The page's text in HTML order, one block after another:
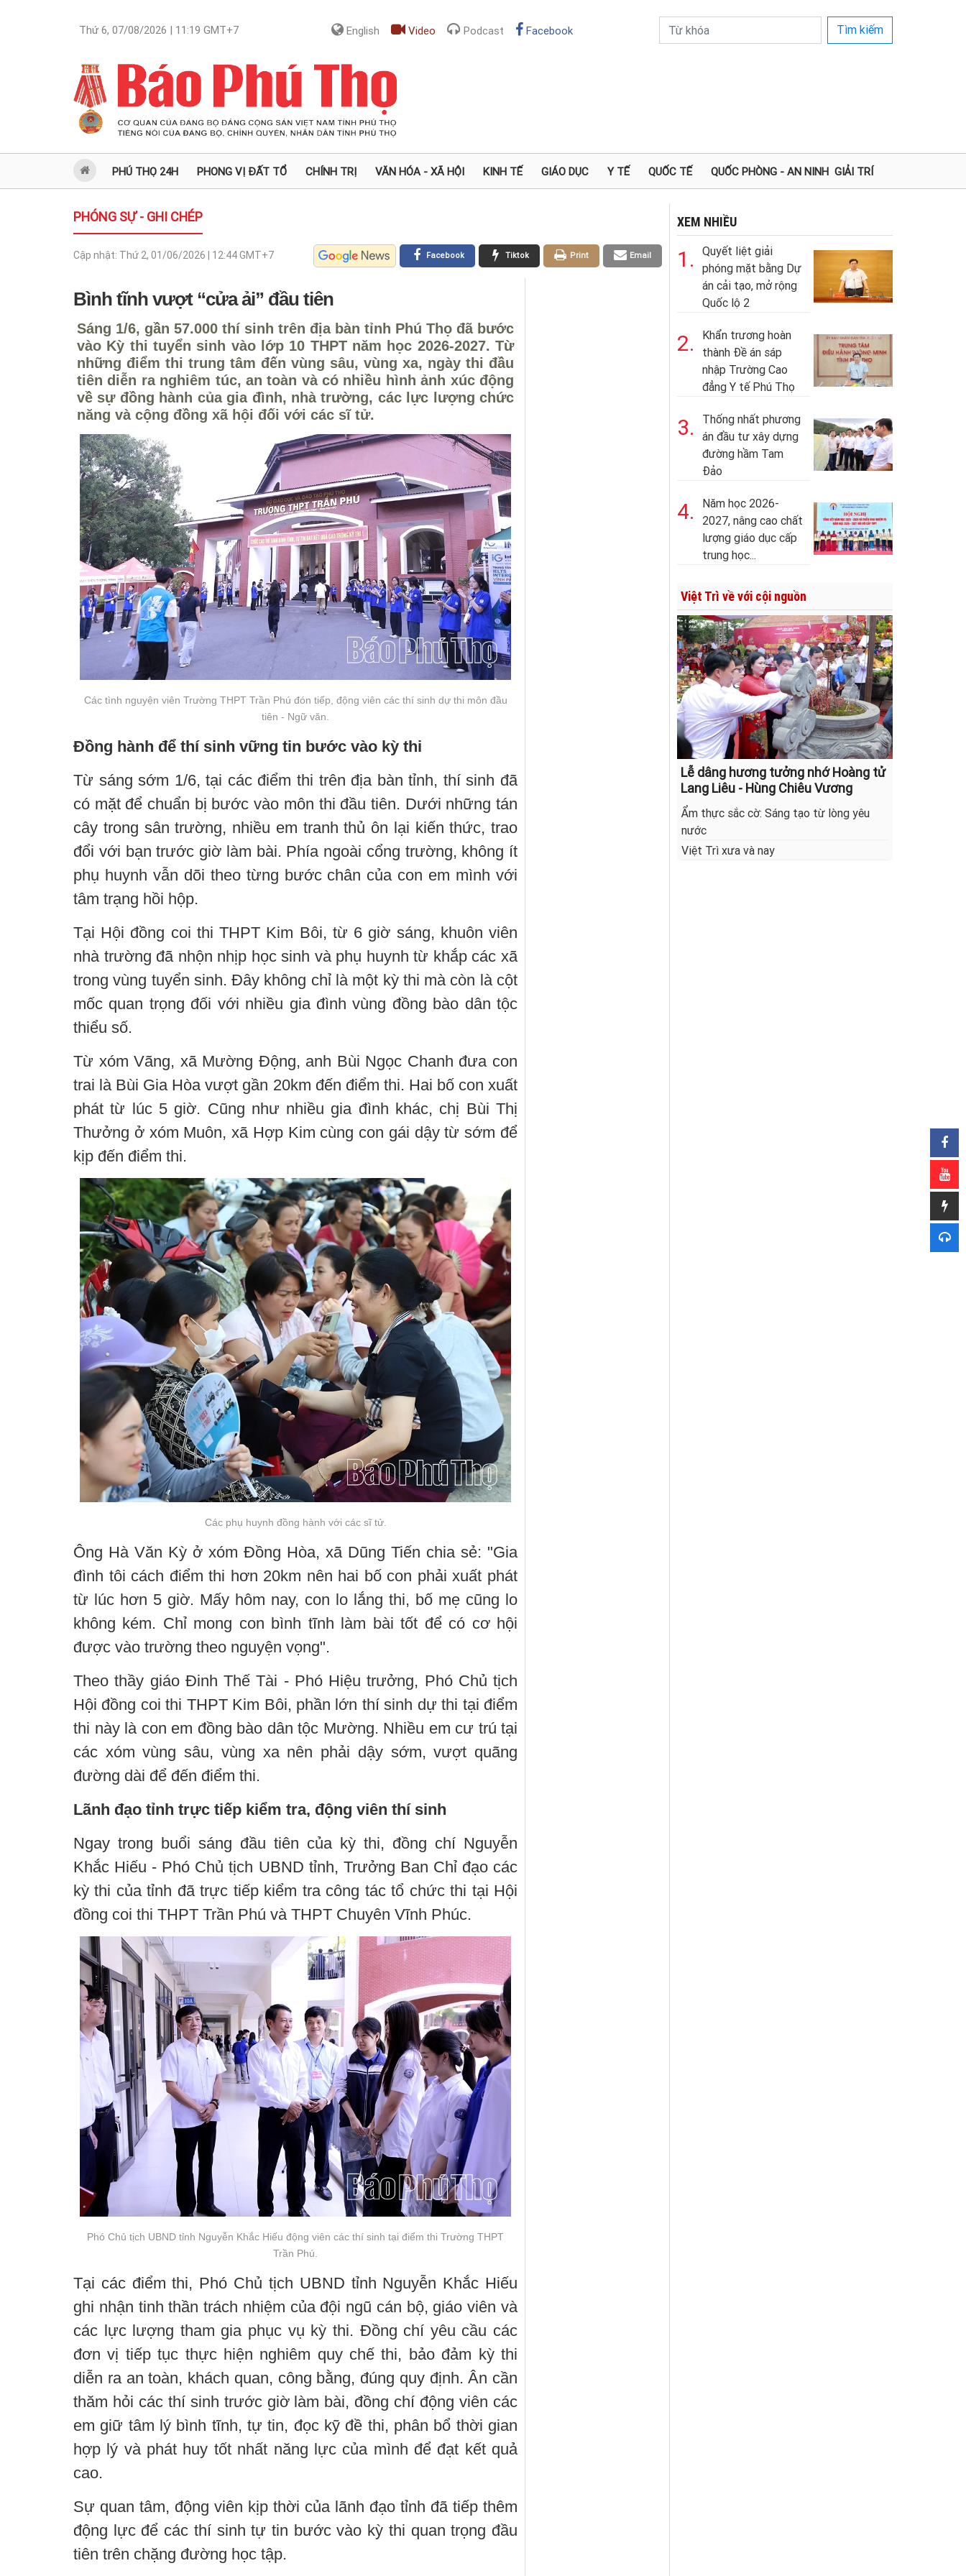
Thứ 6, 07/08/2026 | 11:19 GMT+7 English Video Podcast Facebook Tìm kiếm
PHÚ THỌ 24H PHONG VỊ ĐẤT TỔ CHÍNH TRỊ VĂN HÓA - XÃ HỘI KINH TẾ GIÁO DỤC Y TẾ QUỐC TẾ QUỐC PHÒNG - AN NINH GIẢI TRÍ
PHÓNG SỰ - GHI CHÉP
Cập nhật: Thứ 2, 01/06/2026 | 12:44GMT+7 Email
Print
Tiktok
Facebook
Bình tĩnh vượt “cửa ải” đầu tiên
Sáng 1/6, gần 57.000 thí sinh trên địa bàn tỉnh Phú Thọ đã bước
vào Kỳ thi tuyển sinh vào lớp 10 THPT năm học 2026-2027. Từ
những điểm thi trung tâm đến vùng sâu, vùng xa, ngày thi đầu
tiên diễn ra nghiêm túc, an toàn và có nhiều hình ảnh xúc động
về sự đồng hành của gia đình, nhà trường, các lực lượng chức
năng và cộng đồng xã hội đối với các sĩ tử.
Các tình nguyện viên Trường THPT Trần Phú đón tiếp, động viên các thí sinh dự thi môn đầu
tiên - Ngữ văn.
Đồng hành để thí sinh vững tin bước vào kỳ thi
Từ sáng sớm 1/6, tại các điểm thi trên địa bàn tỉnh, thí sinh đã
có mặt để chuẩn bị bước vào môn thi đầu tiên. Dưới những tán
cây trong sân trường, nhiều em tranh thủ ôn lại kiến thức, trao
đổi với bạn trước giờ làm bài. Phía ngoài cổng trường, không ít
phụ huynh vẫn dõi theo từng bước chân của con em mình với
tâm trạng hồi hộp.
Tại Hội đồng coi thi THPT Kim Bôi, từ 6 giờ sáng, khuôn viên
nhà trường đã nhộn nhịp học sinh và phụ huynh từ khắp các xã
trong vùng tuyển sinh. Đây không chỉ là một kỳ thi mà còn là cột
mốc quan trọng đối với nhiều gia đình vùng đồng bào dân tộc
thiểu số.
Từ xóm Vãng, xã Mường Động, anh Bùi Ngọc Chanh đưa con
trai là Bùi Gia Hòa vượt gần 20km đến điểm thi. Hai bố con xuất
phát từ lúc 5 giờ. Cũng như nhiều gia đình khác, chị Bùi Thị
Thưởng ở xóm Muôn, xã Hợp Kim cùng con gái dậy từ sớm để
kịp đến điểm thi.
Các phụ huynh đồng hành với các sĩ tử.
Ông Hà Văn Kỳ ở xóm Đồng Hòa, xã Dũng Tiến chia sẻ: "Gia
đình tôi cách điểm thi hơn 20km nên hai bố con phải xuất phát
từ lúc hơn 5 giờ. Mấy hôm nay, con lo lắng thi, bố mẹ cũng lo
không kém. Chỉ mong con bình tĩnh làm bài tốt để có cơ hội
được vào trường theo nguyện vọng".
Theo thầy giáo Đinh Thế Tài - Phó Hiệu trưởng, Phó Chủ tịch
Hội đồng coi thi THPT Kim Bôi, phần lớn thí sinh dự thi tại điểm
thi này là con em đồng bào dân tộc Mường. Nhiều em cư trú tại
các xóm vùng sâu, vùng xa nên phải dậy sớm, vượt quãng
đường dài để đến điểm thi.
Lãnh đạo tỉnh trực tiếp kiểm tra, động viên thí sinh
Ngay trong buổi sáng đầu tiên của kỳ thi, đồng chí Nguyễn
Khắc Hiếu - Phó Chủ tịch UBND tỉnh, Trưởng Ban Chỉ đạo các
kỳ thi của tỉnh đã trực tiếp kiểm tra công tác tổ chức thi tại Hội
đồng coi thi THPT Trần Phú và THPT Chuyên Vĩnh Phúc.
Phó Chủ tịch UBND tỉnh Nguyễn Khắc Hiếu động viên các thí sinh tại điểm thi Trường THPT
Trần Phú.
Tại các điểm thi, Phó Chủ tịch UBND tỉnh Nguyễn Khắc Hiếu
ghi nhận tinh thần trách nhiệm của đội ngũ cán bộ, giáo viên và
các lực lượng tham gia phục vụ kỳ thi. Đồng chí yêu cầu các
đơn vị tiếp tục thực hiện nghiêm quy chế thi, bảo đảm kỳ thi
diễn ra an toàn, khách quan, công bằng, đúng quy định. Ân cần
thăm hỏi các thí sinh trước giờ làm bài, đồng chí động viên các
em giữ tâm lý bình tĩnh, tự tin, đọc kỹ đề thi, phân bổ thời gian
hợp lý và phát huy tốt nhất năng lực của mình để đạt kết quả
cao.
Sự quan tâm, động viên kịp thời của lãnh đạo tỉnh đã tiếp thêm
động lực để các thí sinh tự tin bước vào kỳ thi quan trọng đầu
tiên trên chặng đường học tập.
XEM NHIỀU
1.
Quyết liệt giải
phóng mặt bằng Dự
án cải tạo, mở rộng
Quốc lộ 2
2.
Khẩn trương hoàn
thành Đề án sáp
nhập Trường Cao
đẳng Y tế Phú Thọ
3.
Thống nhất phương
án đầu tư xây dựng
đường hầm Tam
Đảo
4.
Năm học 2026-
2027, nâng cao chất
lượng giáo dục cấp
trung học...
Việt Trì về với cội nguồn
Lễ dâng hương tưởng nhớ Hoàng tử
Lang Liêu - Hùng Chiêu Vương
Ẩm thực sắc cờ: Sáng tạo từ lòng yêu
nước
Việt Trì xưa và nay